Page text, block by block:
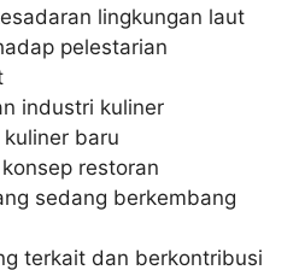
lingkungan laut
pelestarian
industri kuliner
baru
restoran
sedang berkembang
terkait dan berkontribusi